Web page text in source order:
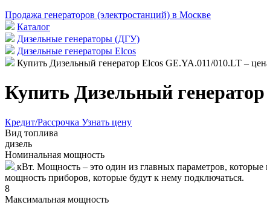
Продажа генераторов (электростанций) в Москве
Каталог
Дизельные генераторы (ДГУ)
Дизельные генераторы Elcos
Купить Дизельный генератор Elcos GE.YA.011/010.LT –
Купить Дизельный
Кредит/Рассрочка Узнать цену
Вид топлива
дизель
Номинальная мощность
кВт. Мощность – это один из главных параметров,
мощность приборов, которые будут к нему подключаться.
8
Максимальная мощность